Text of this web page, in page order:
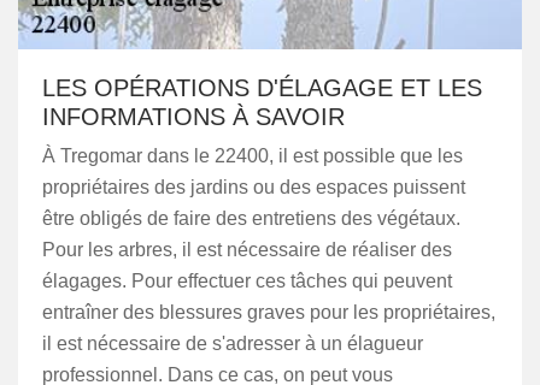
LES OPÉRATIONS D'ÉLAGAGE ET LES
INFORMATIONS À SAVOIR
À Tregomar dans le 22400, il est possible que les
propriétaires des jardins ou des espaces puissent
être obligés de faire des entretiens des végétaux.
Pour les arbres, il est nécessaire de réaliser des
élagages. Pour effectuer ces tâches qui peuvent
entraîner des blessures graves pour les propriétaires,
il est nécessaire de s'adresser à un élagueur
professionnel. Dans ce cas, on peut vous